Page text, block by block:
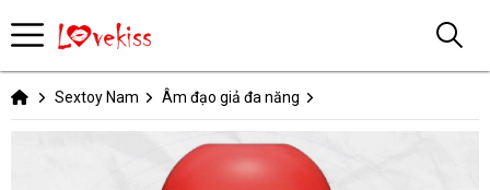
Sextoy Nam Âm đạo giả đa năng